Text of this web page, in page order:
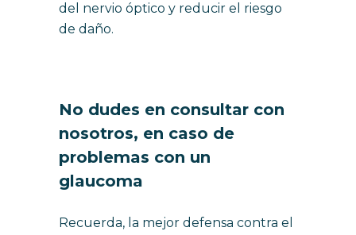
del nervio óptico y reducir el riesgo
de daño.
No dudes en consultar con
nosotros, en caso de
problemas con un
glaucoma
Recuerda, la mejor defensa contra el